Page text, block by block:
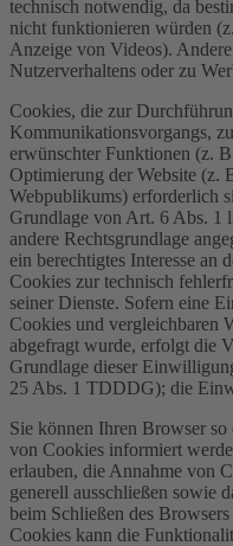
technisch notwendig, da
nicht funktionieren würden
Anzeige von Videos).
Nutzerverhaltens oder zu
Cookies, die zur
Kommunikationsvorgangs,
erwünschter Funktionen (z.
Optimierung der Website (z.
Webpublikums) erforderlich
Grundlage von Art. 6 Abs. 1
andere Rechtsgrundlage
ein berechtigtes Interesse an
Cookies zur technisch
seiner Dienste. Sofern eine
Cookies und vergleichbaren
abgefragt wurde, erfolgt die
Grundlage dieser
25 Abs. 1 TDDDG); die
Sie können Ihren Browser so
von Cookies informiert
erlauben, die Annahme von
generell ausschließen sowie
beim Schließen des
Cookies kann die